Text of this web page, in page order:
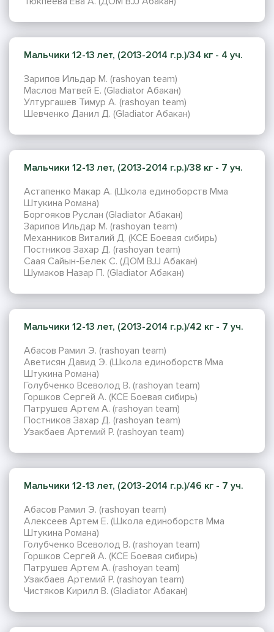
Мальчики 12-13 лет, (2013-2014 г.р.)/34 кг - 4 уч.
Зарипов Ильдар М. (rashoyan team)
Маслов Матвей Е. (Gladiator Абакан)
Ултургашев Тимур А. (rashoyan team)
Шевченко Данил Д. (Gladiator Абакан)
Мальчики 12-13 лет, (2013-2014 г.р.)/38 кг - 7 уч.
Астапенко Макар А. (Школа единоборств Мма
Штукина Романа)
Боргояков Руслан (Gladiator Абакан)
Зарипов Ильдар М. (rashoyan team)
Механников Виталий Д. (KCE Боевая сибирь)
Постников Захар Д. (rashoyan team)
Саая Сайын-Белек С. (ДОМ BJJ Абакан)
Шумаков Назар П. (Gladiator Абакан)
Мальчики 12-13 лет, (2013-2014 г.р.)/42 кг - 7 уч.
Абасов Рамил Э. (rashoyan team)
Аветисян Давид Э. (Школа единоборств Мма
Штукина Романа)
Голубченко Всеволод В. (rashoyan team)
Горшков Сергей А. (КСЕ Боевая сибирь)
Патрушев Артем А. (rashoyan team)
Постников Захар Д. (rashoyan team)
Узакбаев Артемий Р. (rashoyan team)
Мальчики 12-13 лет, (2013-2014 г.р.)/46 кг - 7 уч.
Абасов Рамил Э. (rashoyan team)
Алексеев Артем Е. (Школа единоборств Мма
Штукина Романа)
Голубченко Всеволод В. (rashoyan team)
Горшков Сергей А. (КСЕ Боевая сибирь)
Патрушев Артем А. (rashoyan team)
Узакбаев Артемий Р. (rashoyan team)
Чистяков Кирилл В. (Gladiator Абакан)